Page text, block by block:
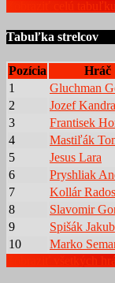
Tabuľka strelcov
Pozícia
Hráč
1
Gluchman
2
Jozef
3
Frantisek
4
Mastiľák
5
Jesus Lara
6
Pryshliak
7
Kollár
8
Slavomir
9
Spišák Jakub
10
Marko
Zobraziť všetkých